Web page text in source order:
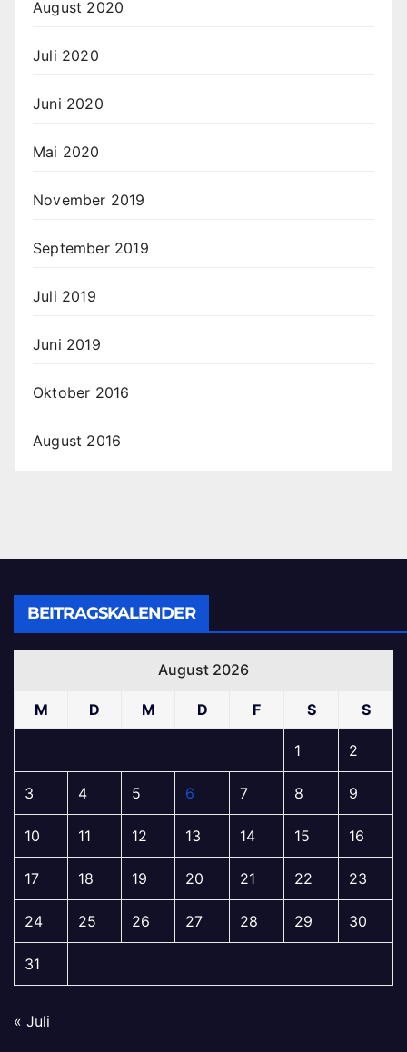
August 2020
Juli 2020
Juni 2020
Mai 2020
November 2019
September 2019
Juli 2019
Juni 2019
Oktober 2016
August 2016
BEITRAGSKALENDER
August 2026
M D M D F S S
1 2
3 4 5 6 7 8 9
10 11 12 13 14 15 16
17 18 19 20 21 22 23
24 25 26 27 28 29 30
31
« Juli